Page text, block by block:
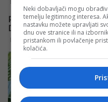
Neki dobavljači mogu
temelju legitimnog interesa.
nastavku možete upravljati
dnu ove stranice ili na
pristankom ili povlačenje
kolačića.